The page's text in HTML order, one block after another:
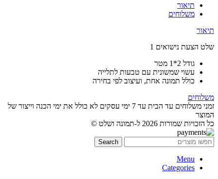
תיאור
משלוחים
תיאור
שלט הצעת נישואים 1
גודל 2*1 מטר
עשוי שמשונית עם טבעות לתלייה
כולל תמונה אחת, ועיצוב לפי בחירה
משלוחים
זמני משלוחים עד הבית עד 7 ימי עסקים לא כולל את ימי הכנה וייצור של
המוצר
כל הזכויות שמורות 2026 ל-תמונה ושלט ©
Search
Menu
Categories